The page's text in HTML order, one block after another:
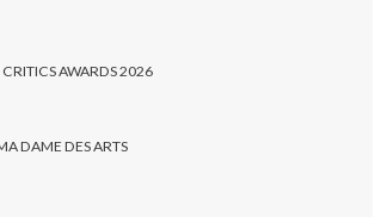
CRITICS AWARDS 2026
DAME DES ARTS